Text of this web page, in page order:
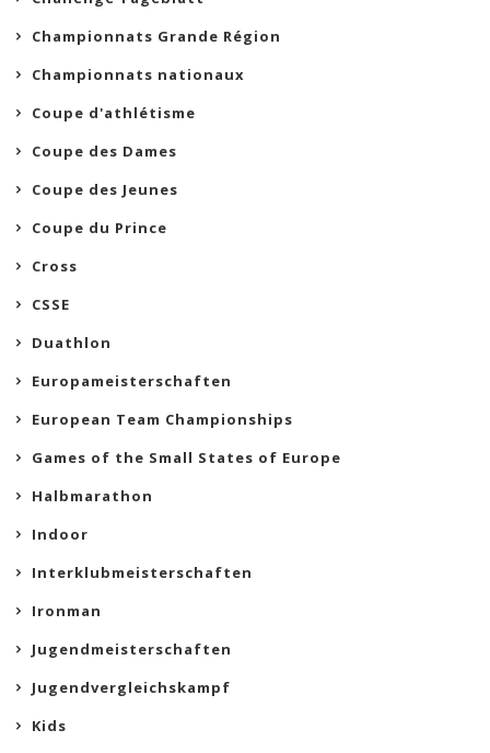
Championnats Grande Région
Championnats nationaux
Coupe d'athlétisme
Coupe des Dames
Coupe des Jeunes
Coupe du Prince
Cross
CSSE
Duathlon
Europameisterschaften
European Team Championships
Games of the Small States of Europe
Halbmarathon
Indoor
Interklubmeisterschaften
Ironman
Jugendmeisterschaften
Jugendvergleichskampf
Kids